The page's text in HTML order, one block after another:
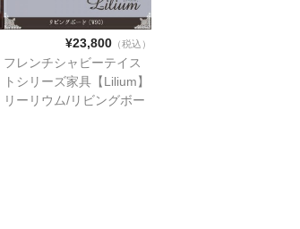
¥23,800 （税込）
フレンチシャビーテイス
トシリーズ家具【Lilium】
リーリウム/リビングボー